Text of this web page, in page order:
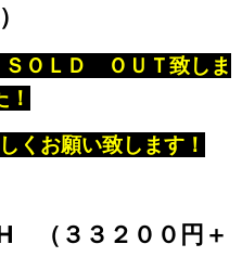
ＳＯＬＤ ＯＵＴ致しま
！
くお願い致します！
（３３２００円＋